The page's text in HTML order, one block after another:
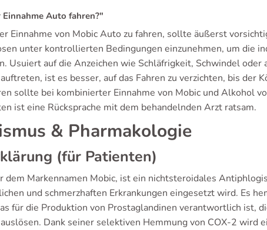
Auto fahren?"
Einnahme von Mobic Auto zu fahren, sollte äußerst
unter kontrollierten Bedingungen einzunehmen, um die
Usuiert auf die Anzeichen wie Schläfrigkeit, Schwindel oder
ist es besser, auf das Fahren zu verzichten, bis der
sollte bei kombinierter Einnahme von Mobic und Alkohol
ist eine Rücksprache mit dem behandelnden Arzt ratsam.
& Pharmakologie
(für Patienten)
dem Markennamen Mobic, ist ein nichtsteroidales
und schmerzhaften Erkrankungen eingesetzt wird. Es
für die Produktion von Prostaglandinen verantwortlich ist,
Dank seiner selektiven Hemmung von COX-2 wird